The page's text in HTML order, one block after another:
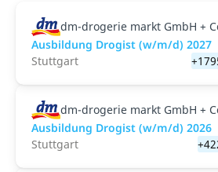
dm-drogerie markt GmbH +
Ausbildung Drogist (w/m/d) 2027
Stuttgart
dm-drogerie markt GmbH +
Ausbildung Drogist (w/m/d) 2026
Stuttgart